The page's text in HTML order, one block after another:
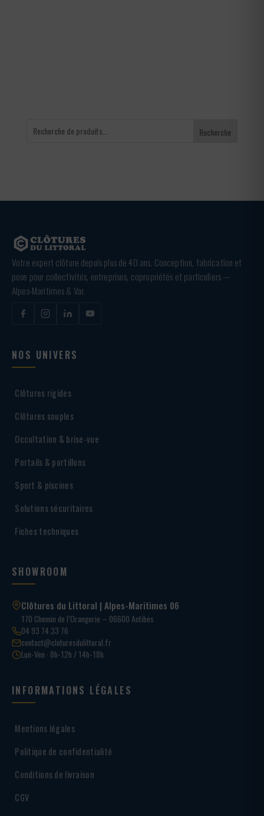
Recherche
Votre expert clôture depuis plus de 40 ans. Conception, fabrication et
pose pour collectivités, entreprises, copropriétés et particuliers —
Alpes-Maritimes & Var.
NOS UNIVERS
Clôtures rigides
Clôtures souples
Occultation & brise-vue
Portails & portillons
Sport & piscines
Solutions sécuritaires
Fiches techniques
SHOWROOM
Clôtures du Littoral | Alpes-Maritimes 06
170 Chemin de l’Orangerie – 06600 Antibes
04 93 74 33 76
contact@cloturesdulittoral.fr
Lun-Ven · 8h-12h / 14h-18h
INFORMATIONS LÉGALES
Mentions légales
Politique de confidentialité
Conditions de livraison
CGV